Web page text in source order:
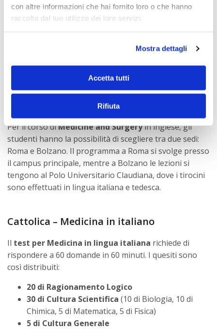
con altre informazioni che hai fornito loro o che hanno
raccolto dal tuo utilizzo dei loro servizi.
Mostra dettagli
Accetta tutti
Rifiuta
l’ateneo privato italiano più ambito, che ogni anno
riceve circa 6.000 candidature per soli 480 posti
Medicina e Chirurgia con indirizzo tecnologico
Odontoiatria e Protesi dentaria (in lingua italiana)
Medicine and Surgery (in lingua inglese)
Per il corso diMedicine and Surgeryin inglese, gli
studenti hanno la possibilità di scegliere tra due sedi:
Roma e Bolzano. Il programma a Roma si svolge presso
il campus principale, mentre a Bolzano le lezioni si
tengono al Polo Universitario Claudiana, dove i tirocini
sono effettuati in lingua italiana e tedesca.
Cattolica – Medicina in italiano
Il test per Medicina in lingua italiana richiede di
rispondere a 60 domande in 60 minuti. I quesiti sono
così distribuiti:
20 di Ragionamento Logico
30 di Cultura Scientifica (10 di Biologia, 10 di
Chimica, 5 di Matematica, 5 di Fisica)
5 di Cultura Generale